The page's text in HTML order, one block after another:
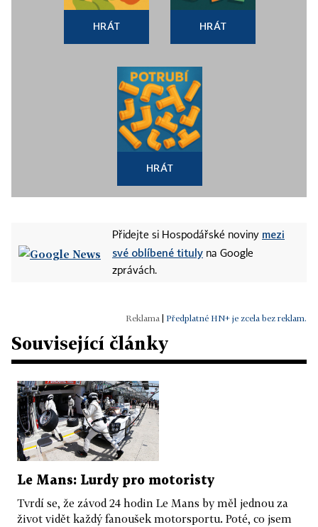
HRÁT HRÁT
HRÁT
Přidejte si Hospodářské noviny mezi
své oblíbené tituly na Google
zprávách.
Předplatné HN+ je zcela bez reklam.
Související články
Le Mans: Lurdy pro motoristy
Tvrdí se, že závod 24 hodin Le Mans by měl jednou za
život vidět každý fanoušek motorsportu. Poté, co jsem